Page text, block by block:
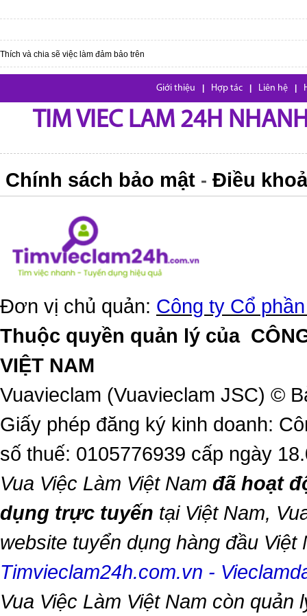
Thích và chia sẽ việc làm đảm bảo trên
Giới thiệu Hợp tác Liên hệ
TIM VIEC LAM 24H
Chính sách bảo mật - Điều
Đơn vị chủ quản: Công ty Cổ
Thuộc quyền quản lý của
VIỆT NAM
Vuavieclam (Vuavieclam JSC) ©
Giấy phép đăng ký kinh doanh:
số thuế: 0105776939 cấp ngày
Vua Việc Làm Việt Nam đã hoạt
dụng trực tuyến tại Việt Nam,
website tuyển dụng hàng đầu
Timvieclam24h.com.vn -
Vua Việc Làm Việt Nam còn quản